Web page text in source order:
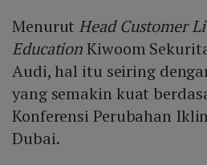
Menurut Head Customer
EducationKiwoom
Audi, hal itu seiring
yang semakin kuat
Konferensi Perubahan
Dubai.